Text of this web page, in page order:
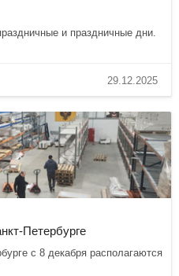
и праздничные дни.
29.12.2025
Петербурге
с 8 декабря располагаются